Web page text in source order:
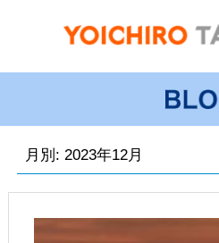
月別: 2023年12月